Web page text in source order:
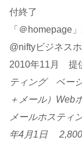
付終了
「＠homepage」
@niftyビジネス
2010年11月 提
ティング ベー
＋メール）Web
メールホスティ
年4月1日